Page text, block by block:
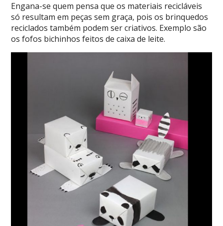
Engana-se quem pensa que os materiais recicláveis
só resultam em peças sem graça, pois os brinquedos
reciclados também podem ser criativos. Exemplo são
os fofos bichinhos feitos de caixa de leite.